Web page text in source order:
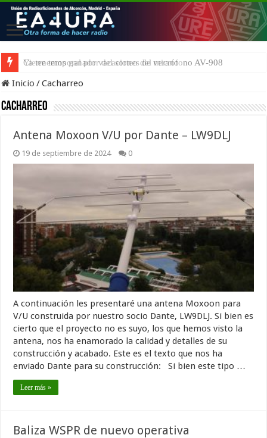
Ya tenemos ganador del sorteo del micrófono AV-908
Inicio /Cacharreo
Cacharreo
Antena Moxoon V/U por Dante – LW9DLJ
19 de septiembre de 2024 0
A continuación les presentaré una antena Moxoon para
V/U construida por nuestro socio Dante, LW9DLJ. Si bien es
cierto que el proyecto no es suyo, los que hemos visto la
antena, nos ha enamorado la calidad y detalles de su
construcción y acabado. Este es el texto que nos ha
enviado Dante para su construcción: Si bien este tipo …
Leer más »
Baliza WSPR de nuevo operativa